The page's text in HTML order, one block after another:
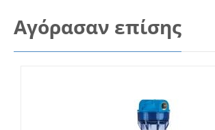
Αγόρασαν επίσης